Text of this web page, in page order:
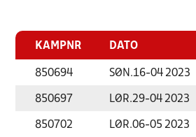
KAMPNR DATO
850694 SØN.16-04 2023
850697 LØR.29-04 2023
850702 LØR.06-05 2023